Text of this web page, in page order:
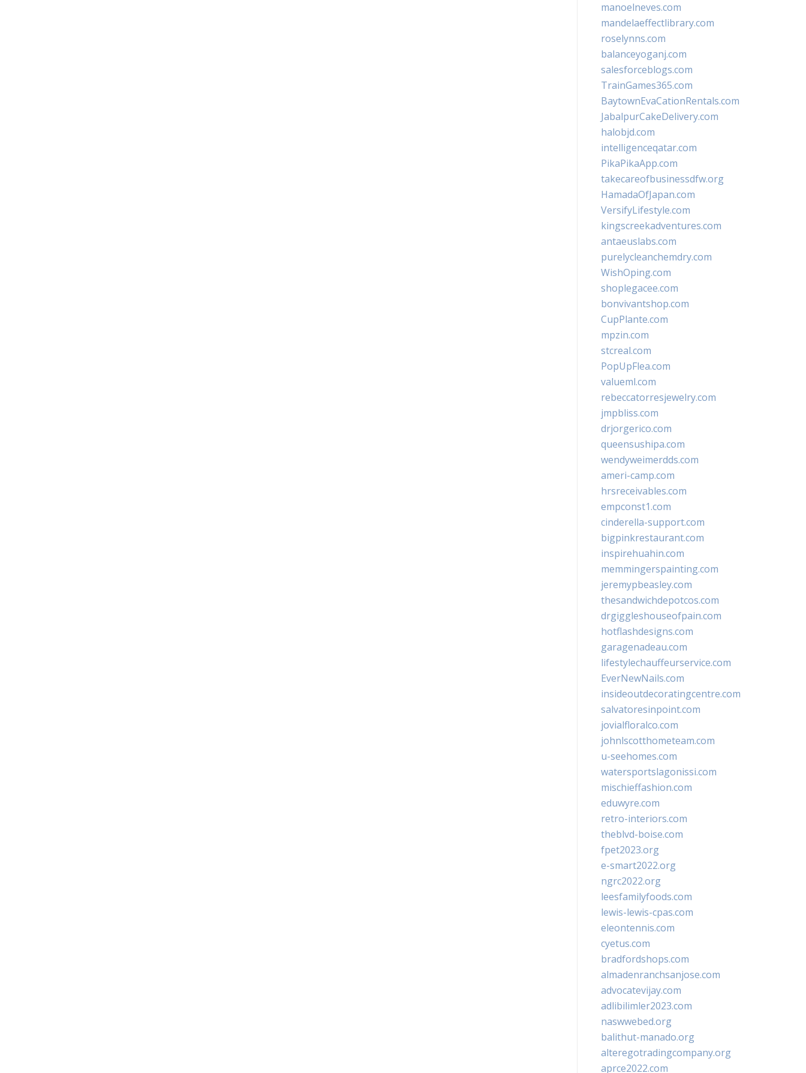
manoelneves.com
mandelaeffectlibrary.com
roselynns.com
balanceyoganj.com
salesforceblogs.com
TrainGames365.com
BaytownEvaCationRentals.com
JabalpurCakeDelivery.com
halobjd.com
intelligenceqatar.com
PikaPikaApp.com
takecareofbusinessdfw.org
HamadaOfJapan.com
VersifyLifestyle.com
kingscreekadventures.com
antaeuslabs.com
purelycleanchemdry.com
WishOping.com
shoplegacee.com
bonvivantshop.com
CupPlante.com
mpzin.com
stcreal.com
PopUpFlea.com
valueml.com
rebeccatorresjewelry.com
jmpbliss.com
drjorgerico.com
queensushipa.com
wendyweimerdds.com
ameri-camp.com
hrsreceivables.com
empconst1.com
cinderella-support.com
bigpinkrestaurant.com
inspirehuahin.com
memmingerspainting.com
jeremypbeasley.com
thesandwichdepotcos.com
drgiggleshouseofpain.com
hotflashdesigns.com
garagenadeau.com
lifestylechauffeurservice.com
EverNewNails.com
insideoutdecoratingcentre.com
salvatoresinpoint.com
jovialfloralco.com
johnlscotthometeam.com
u-seehomes.com
watersportslagonissi.com
mischieffashion.com
eduwyre.com
retro-interiors.com
theblvd-boise.com
fpet2023.org
e-smart2022.org
ngrc2022.org
leesfamilyfoods.com
lewis-lewis-cpas.com
eleontennis.com
cyetus.com
bradfordshops.com
almadenranchsanjose.com
advocatevijay.com
adlibilimler2023.com
naswwebed.org
balithut-manado.org
alteregotradingcompany.org
aprce2022.com